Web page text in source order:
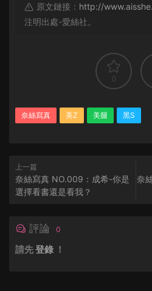
原文鏈接： http://
注明出處-愛絲社。
0
奈絲寫真 美Z 美腿 黑S
上一篇
奈絲寫真 NO.009：成希-你是
選擇看書還是看我？
奈
評論 0
請先登錄 ！